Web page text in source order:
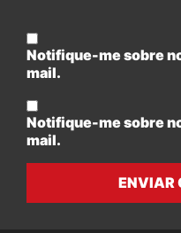
Notifique-me sobre
mail.
Notifique-me sobre
mail.
ENVIAR